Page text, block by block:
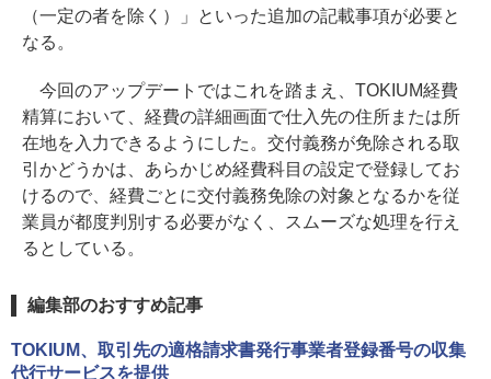
（一定の者を除く）」といった追加の記載事項が必要と
なる。
今回のアップデートではこれを踏まえ、TOKIUM経費
精算において、経費の詳細画面で仕入先の住所または所
在地を入力できるようにした。交付義務が免除される取
引かどうかは、あらかじめ経費科目の設定で登録してお
けるので、経費ごとに交付義務免除の対象となるかを従
業員が都度判別する必要がなく、スムーズな処理を行え
るとしている。
編集部のおすすめ記事
TOKIUM、取引先の適格請求書発行事業者登録番号の収集
代行サービスを提供